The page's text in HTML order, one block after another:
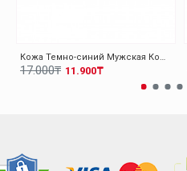
Кожа Темно-синий Мужская Кожаный Ремень 779KA00
11.900₸
17.000₸